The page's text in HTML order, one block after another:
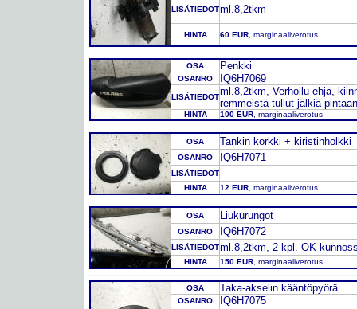
LISÄTIEDOTml.8,2tkm
HINTA 60 EUR , marginaaliverotus
OSA Penkki
OSANRO IQ6H7069
LISÄTIEDOTml.8,2tkm, Verhoilu ehjä,
remmeistä tullut jälkiä pintaan
HINTA 100 EUR , marginaaliverotus
OSA Tankin korkki + kiristinholkki
OSANRO IQ6H7071
LISÄTIEDOT
HINTA
12 EUR , marginaaliverotus
OSA Liukurungot
OSANRO IQ6H7072
LISÄTIEDOTml.8,2tkm, 2 kpl. OK
HINTA 150 EUR , marginaaliverotus
OSA Taka-akselin kääntöpyörä
OSANRO IQ6H7075